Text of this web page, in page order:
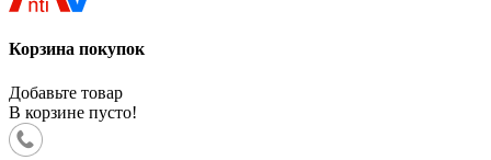
Корзина покупок
Добавьте товар
В корзине пусто!